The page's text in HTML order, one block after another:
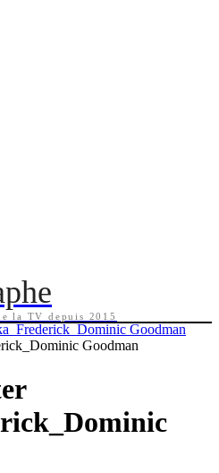
la TV depuis 2015
Goodman
Goodman